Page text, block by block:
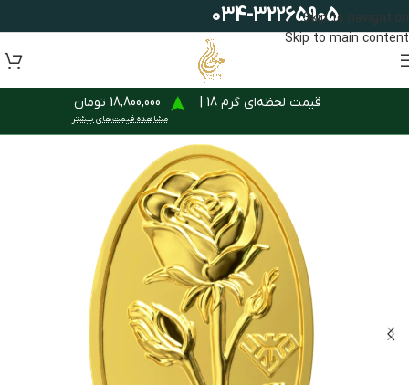
Skip to navigation
Skip to main content
034-32265905
قیمت لحظه‌ای گرم 18 | 18,800,000 تومان
مشاهده قیمت‌های بیشتر